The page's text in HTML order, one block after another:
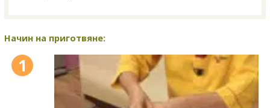
Начин на приготвяне:
1